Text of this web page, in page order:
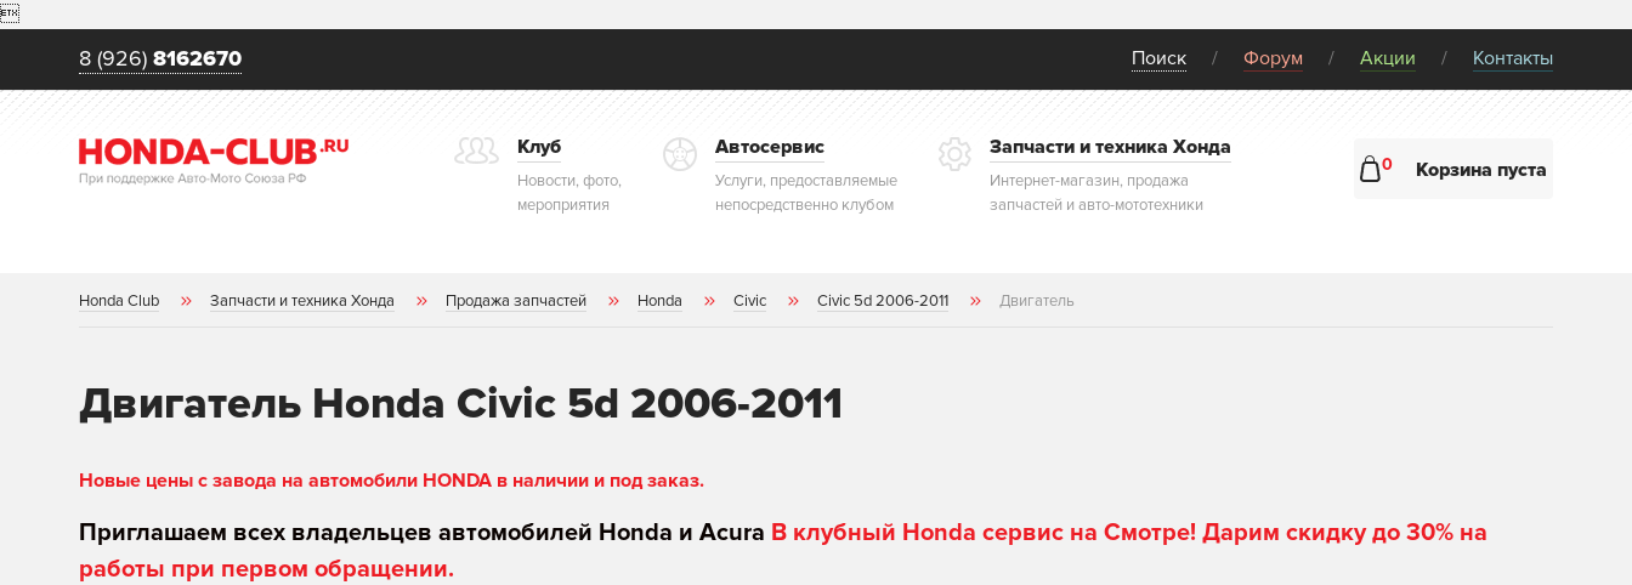

8 (926) 8162670 Поиск Форум Акции Контакты
Клуб
Новости, фото,
мероприятия
Автосервис
Услуги, предоставляемые
непосредственно клубом
Запчасти и техника Хонда
Интернет-магазин, продажа
запчастей и авто-мототехники
0 Корзина пуста
Honda Club Запчасти и техника Хонда Продажа запчастей Honda Civic Civic 5d 2006-2011 Двигатель
Двигатель Honda Civic 5d 2006-2011
Новые цены с завода на автомобили HONDA в наличии и под заказ.
Приглашаем всех владельцев автомобилей Honda и Acura В клубный Honda сервис на Смотре! Дарим скидку до 30% на
работы при первом обращении.